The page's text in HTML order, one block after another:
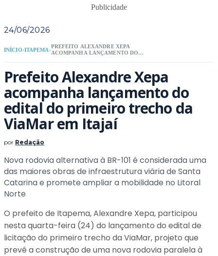
Publicidade
24/06/2026
INÍCIO›ITAPEMA ›
PREFEITO ALEXANDRE XEPA
ACOMPANHA LANÇAMENTO DO
Prefeito Alexandre Xepa
acompanha lançamento do
edital do primeiro trecho da
ViaMar em Itajaí
por Redação
Nova rodovia alternativa à BR-101 é considerada uma
das maiores obras de infraestrutura viária de Santa
Catarina e promete ampliar a mobilidade no Litoral
Norte
O prefeito de Itapema, Alexandre Xepa, participou
nesta quarta-feira (24) do lançamento do edital de
licitação do primeiro trecho da ViaMar, projeto que
prevê a construção de uma nova rodovia paralela à